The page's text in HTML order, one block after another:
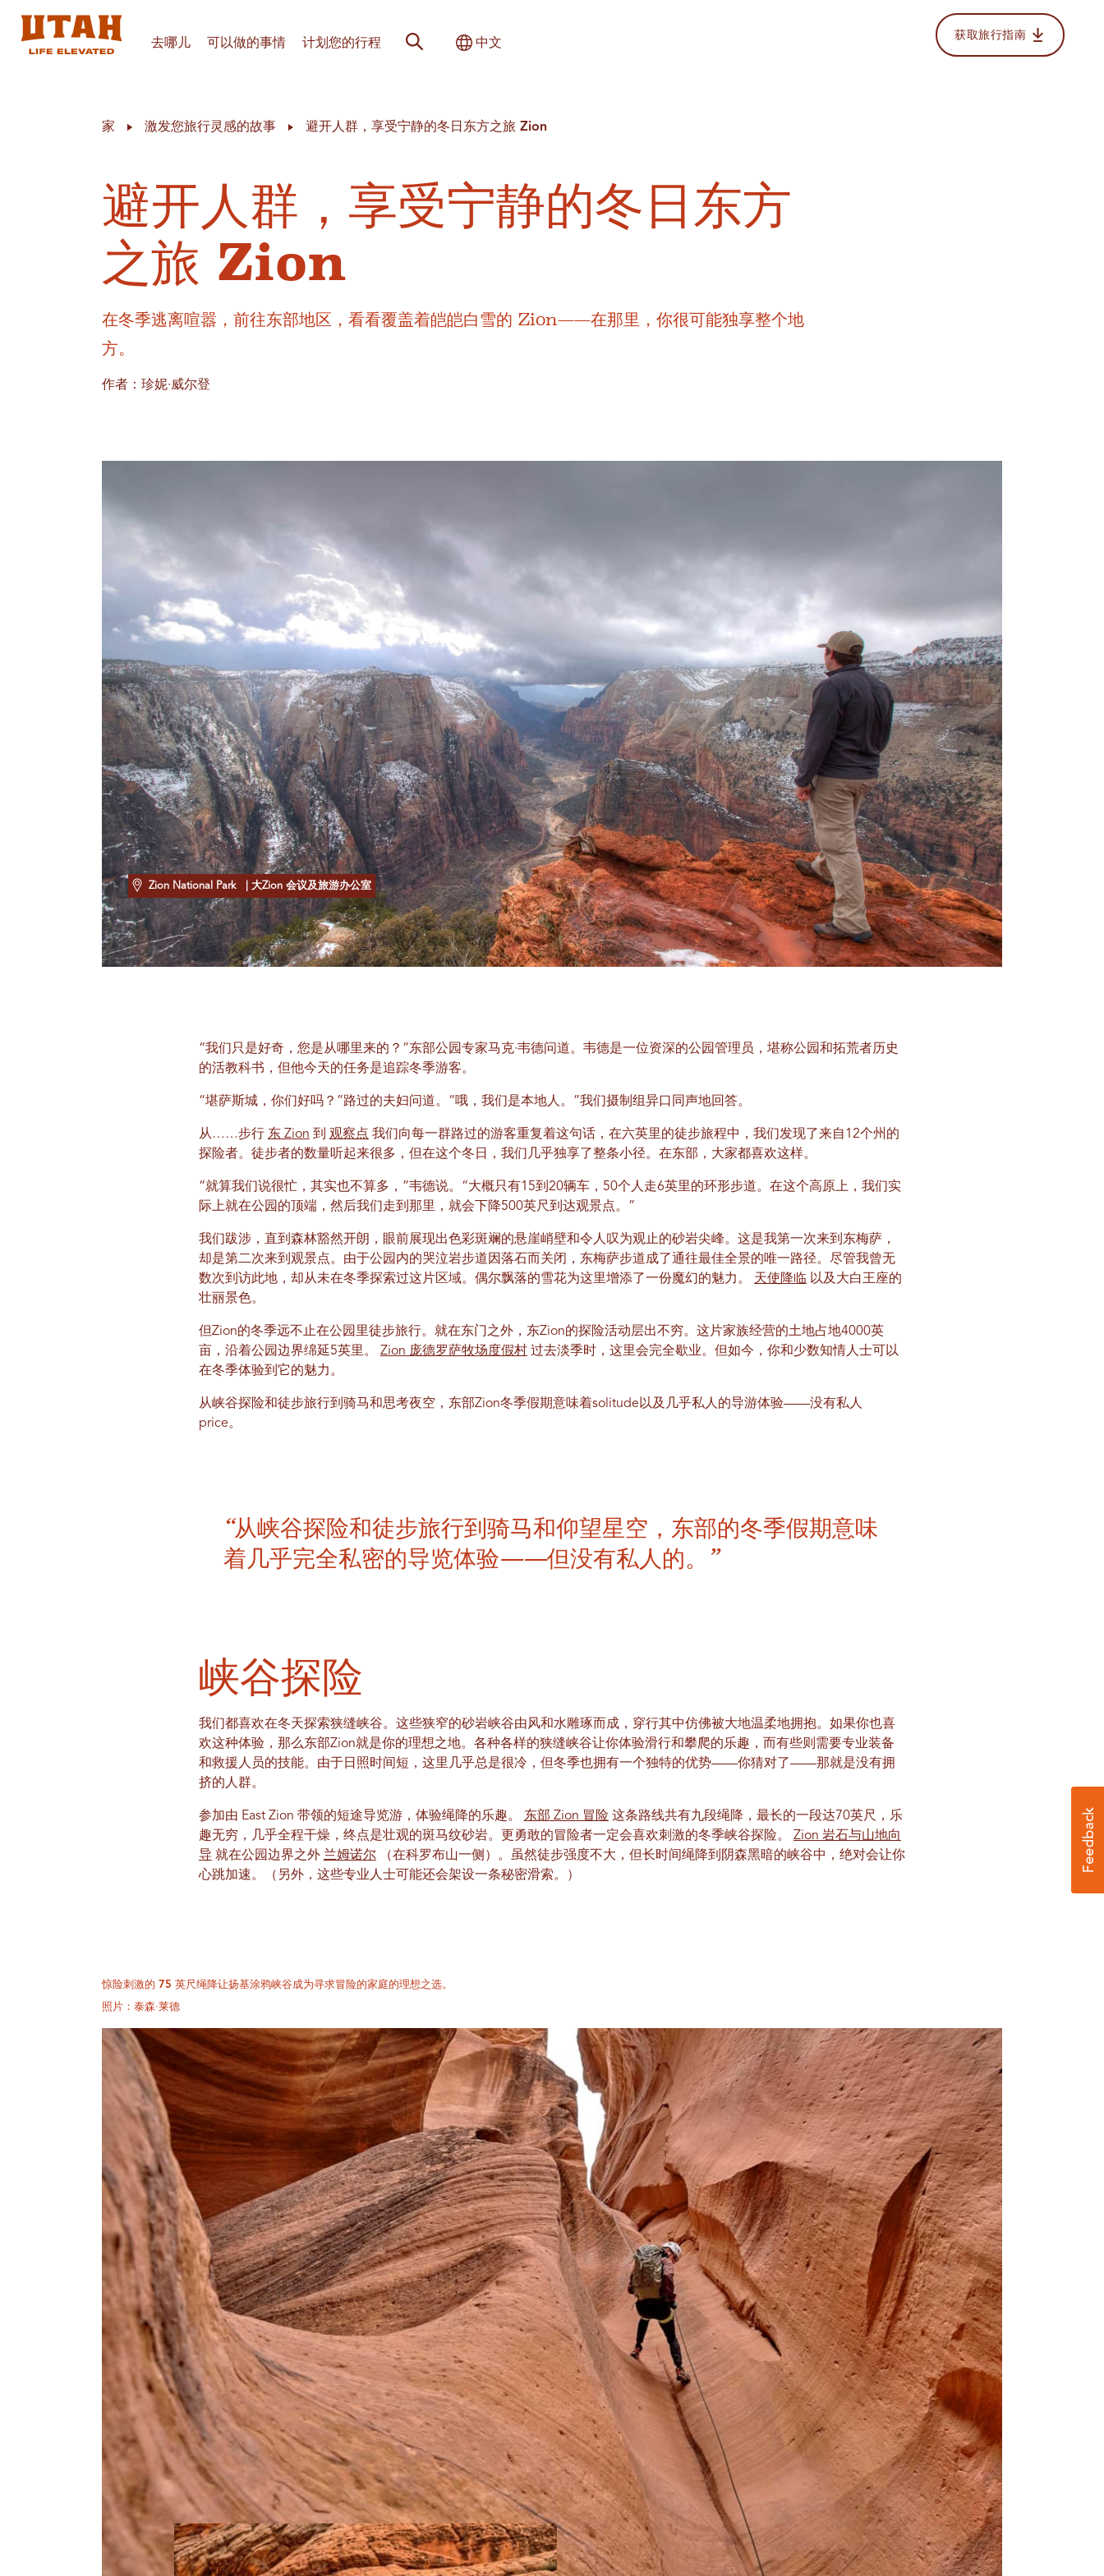
去哪儿 可以做的事情 计划您的行程 网站搜索切换国际
中文 获取旅行指南
家 激发您旅行灵感的故事 避开人群，享受宁静的冬日东方之旅 Zion
避开人群，享受宁静的冬日东方
之旅 Zion
在冬季逃离喧嚣，前往东部地区，看看覆盖着皑皑白雪的 Zion——在那里，你很可能独享整个地
方。
作者：珍妮·威尔登
Zion National Park | 大Zion 会议及旅游办公室
“我们只是好奇，您是从哪里来的？”东部公园专家马克·韦德问道。韦德是一位资深的公园管理员，堪称公园和拓荒者历史
的活教科书，但他今天的任务是追踪冬季游客。
“堪萨斯城，你们好吗？”路过的夫妇问道。“哦，我们是本地人。”我们摄制组异口同声地回答。
从……步行 东 Zion 到 观察点 我们向每一群路过的游客重复着这句话，在六英里的徒步旅程中，我们发现了来自12个州的
探险者。徒步者的数量听起来很多，但在这个冬日，我们几乎独享了整条小径。在东部，大家都喜欢这样。
“就算我们说很忙，其实也不算多，”韦德说。“大概只有15到20辆车，50个人走6英里的环形步道。在这个高原上，我们实
际上就在公园的顶端，然后我们走到那里，就会下降500英尺到达观景点。”
我们跋涉，直到森林豁然开朗，眼前展现出色彩斑斓的悬崖峭壁和令人叹为观止的砂岩尖峰。这是我第一次来到东梅萨，
却是第二次来到观景点。由于公园内的哭泣岩步道因落石而关闭，东梅萨步道成了通往最佳全景的唯一路径。尽管我曾无
数次到访此地，却从未在冬季探索过这片区域。偶尔飘落的雪花为这里增添了一份魔幻的魅力。 天使降临 以及大白王座的
壮丽景色。
但Zion的冬季远不止在公园里徒步旅行。就在东门之外，东Zion的探险活动层出不穷。这片家族经营的土地占地4000英
亩，沿着公园边界绵延5英里。 Zion 庞德罗萨牧场度假村过去淡季时，这里会完全歇业。但如今，你和少数知情人士可以
在冬季体验到它的魅力。
从峡谷探险和徒步旅行到骑马和思考夜空，东部Zion冬季假期意味着solitude以及几乎私人的导游体验——没有私人
price。
“从峡谷探险和徒步旅行到骑马和仰望星空，东部的冬季假期意味
着几乎完全私密的导览体验——但没有私人的。”
峡谷探险
我们都喜欢在冬天探索狭缝峡谷。这些狭窄的砂岩峡谷由风和水雕琢而成，穿行其中仿佛被大地温柔地拥抱。如果你也喜
欢这种体验，那么东部Zion就是你的理想之地。各种各样的狭缝峡谷让你体验滑行和攀爬的乐趣，而有些则需要专业装备
和救援人员的技能。由于日照时间短，这里几乎总是很冷，但冬季也拥有一个独特的优势——你猜对了——那就是没有拥
挤的人群。
参加由 East Zion 带领的短途导览游，体验绳降的乐趣。 东部 Zion 冒险 这条路线共有九段绳降，最长的一段达70英尺，乐
趣无穷，几乎全程干燥，终点是壮观的斑马纹砂岩。更勇敢的冒险者一定会喜欢刺激的冬季峡谷探险。 Zion 岩石与山地向
导 就在公园边界之外 兰姆诺尔（在科罗布山一侧）。虽然徒步强度不大，但长时间绳降到阴森黑暗的峡谷中，绝对会让你
心跳加速。（另外，这些专业人士可能还会架设一条秘密滑索。）
惊险刺激的 75 英尺绳降让扬基涂鸦峡谷成为寻求冒险的家庭的理想之选。
照片：泰森·莱德